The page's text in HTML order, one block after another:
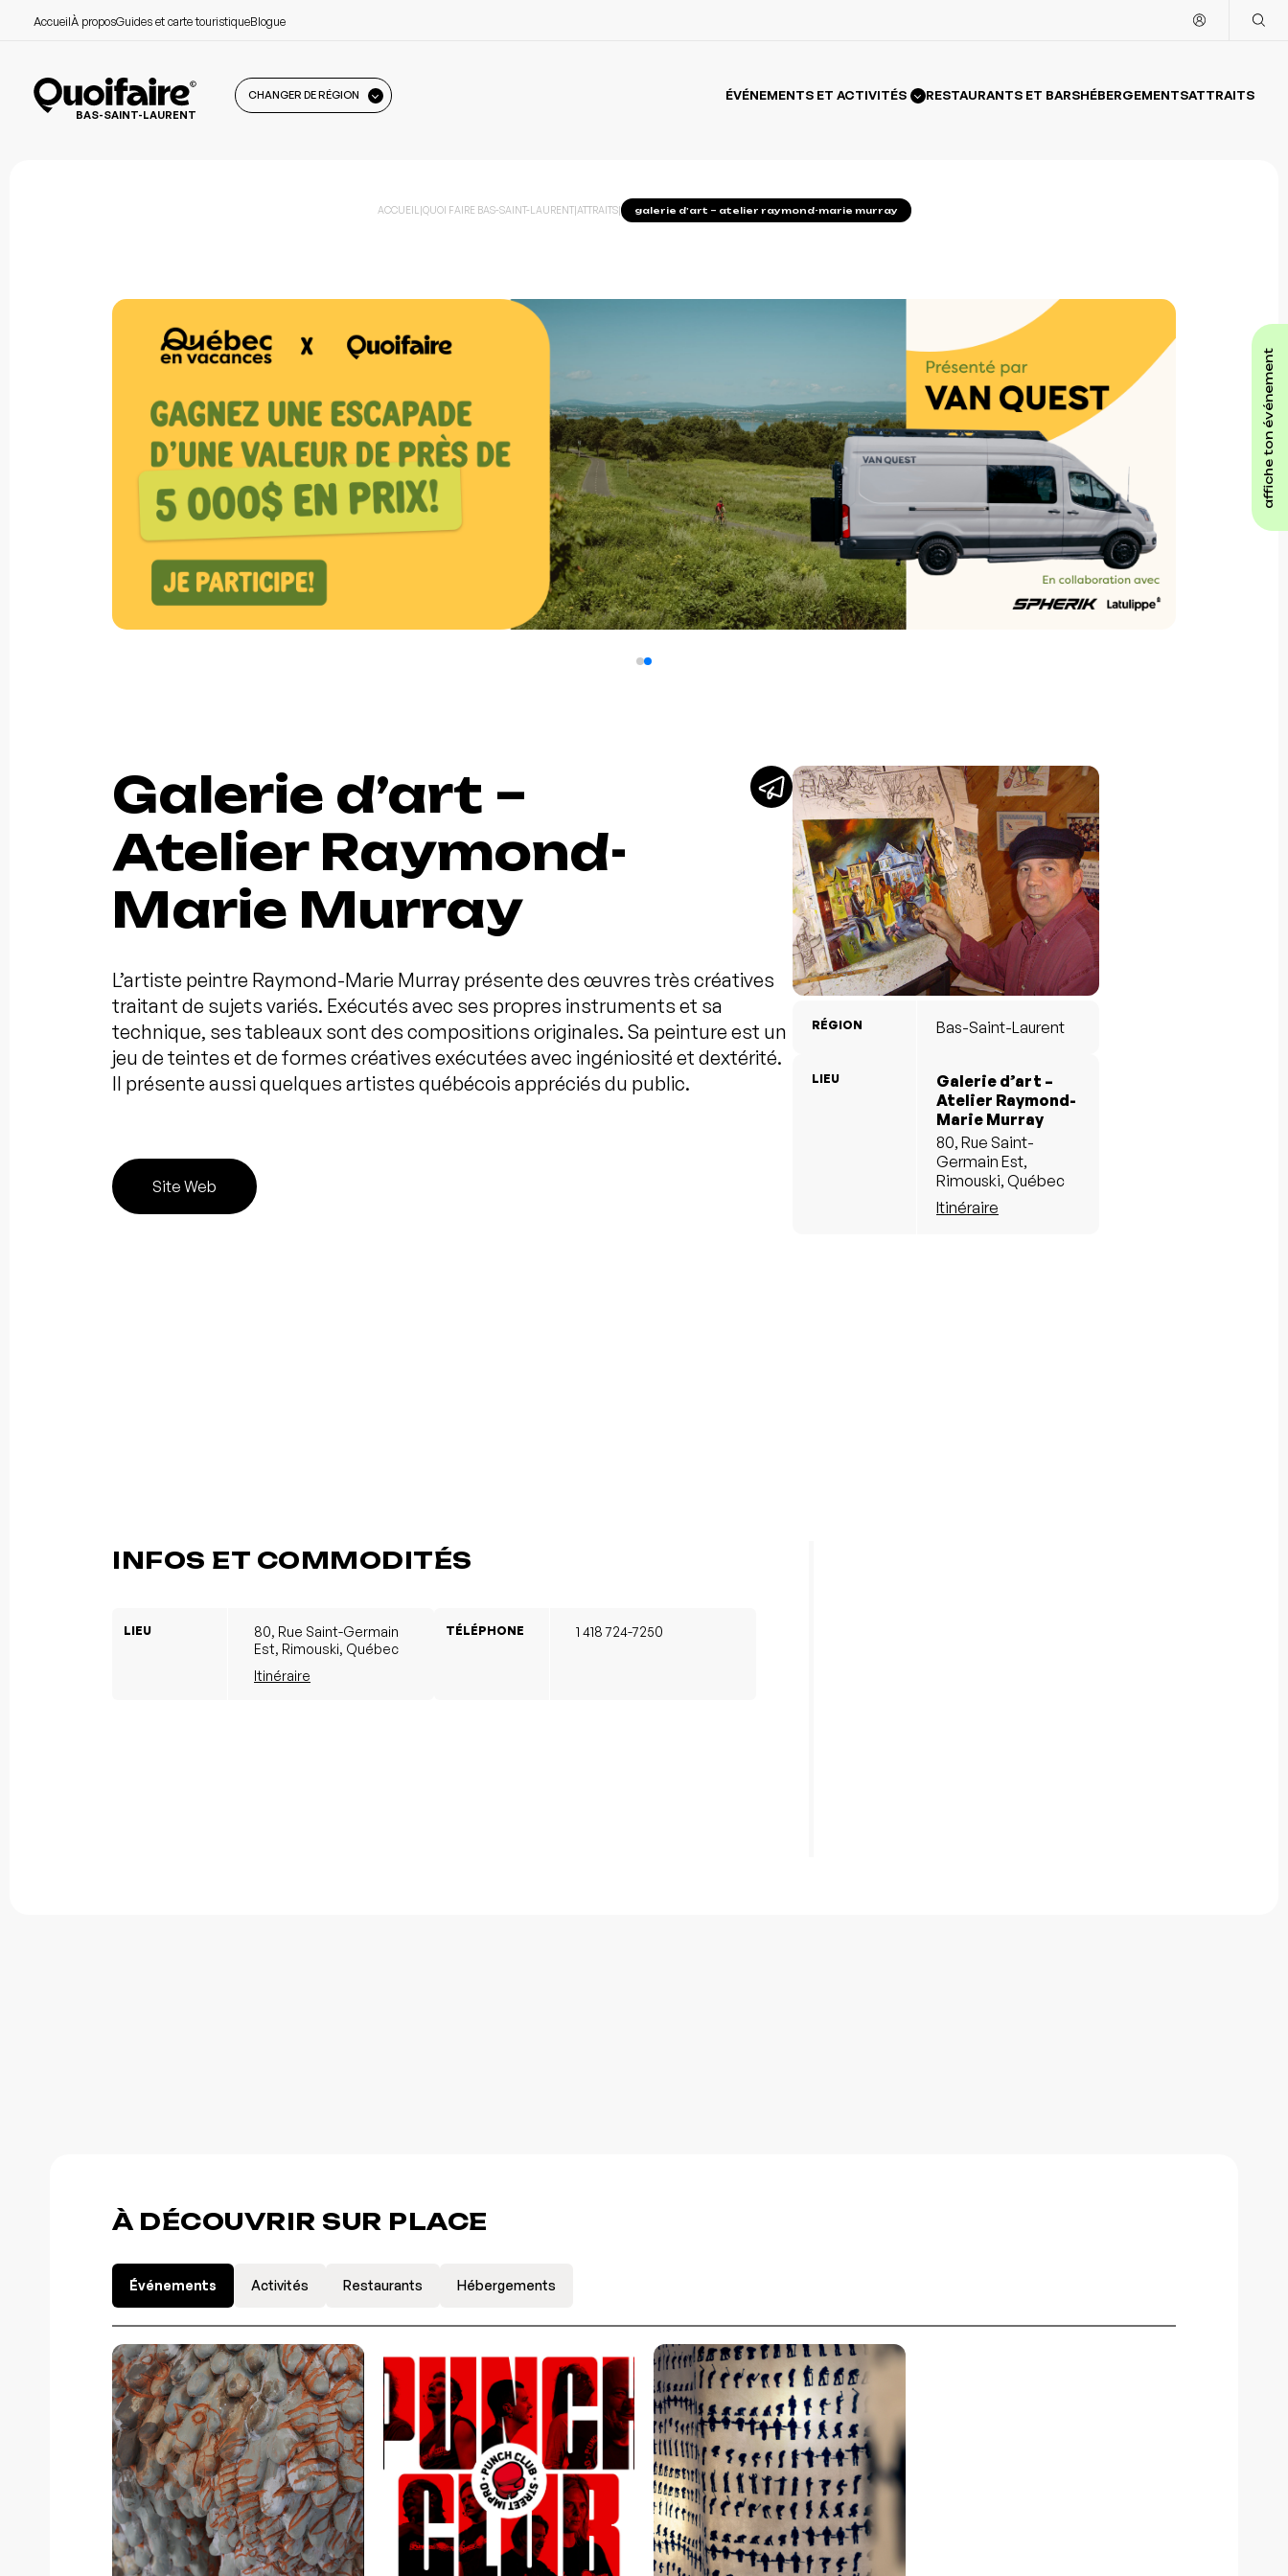
AccueilÀ proposGuides et carte touristiqueBlogue
BAS-SAINT-LAURENT
CHANGER DE RÉGION ÉVÉNEMENTS ET ACTIVITÉS RESTAURANTS ET BARSHÉBERGEMENTSATTRAITS
affiche ton événement
ACCUEIL |QUOI FAIRE BAS-SAINT-LAURENT|ATTRAITS| galerie d’art – atelier raymond-marie murray
Galerie d’art –
Atelier Raymond-
Marie Murray
L’artiste peintre Raymond-Marie Murray présente des œuvres très créatives
traitant de sujets variés. Exécutés avec ses propres instruments et sa
technique, ses tableaux sont des compositions originales. Sa peinture est un
jeu de teintes et de formes créatives exécutées avec ingéniosité et dextérité.
Il présente aussi quelques artistes québécois appréciés du public.
Site Web
RÉGION Bas-Saint-Laurent
LIEU
Galerie d’art –
Atelier Raymond-
Marie Murray
80, Rue Saint-
Germain Est,
Rimouski, Québec
Itinéraire
INFOS ET COMMODITÉS
LIEU
80, Rue Saint-Germain
Est, Rimouski, Québec
Itinéraire
TÉLÉPHONE 1 418 724-7250
À DÉCOUVRIR SUR PLACE
Événements Activités Restaurants Hébergements